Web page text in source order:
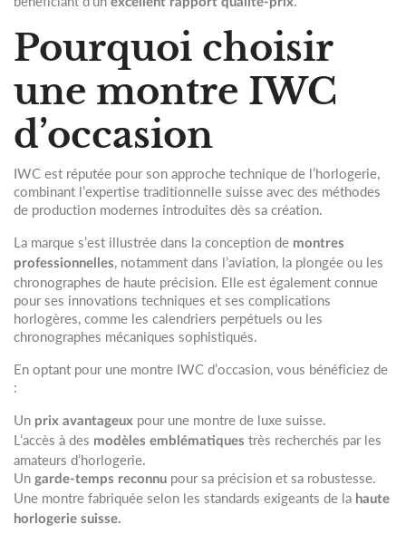
Pourquoi choisir
une montre IWC
d’occasion
IWC est réputée pour son approche technique de l’horlogerie,
combinant l’expertise traditionnelle suisse avec des méthodes
de production modernes introduites dès sa création.
La marque s’est illustrée dans la conception de montres
professionnelles, notamment dans l’aviation, la plongée ou les
chronographes de haute précision. Elle est également connue
pour ses innovations techniques et ses complications
horlogères, comme les calendriers perpétuels ou les
chronographes mécaniques sophistiqués.
En optant pour une montre IWC d’occasion, vous bénéficiez de
:
Un prix avantageux pour une montre de luxe suisse.
L’accès à des modèles emblématiques très recherchés par les
amateurs d’horlogerie.
Un garde-temps reconnu pour sa précision et sa robustesse.
Une montre fabriquée selon les standards exigeants de la haute
horlogerie suisse.